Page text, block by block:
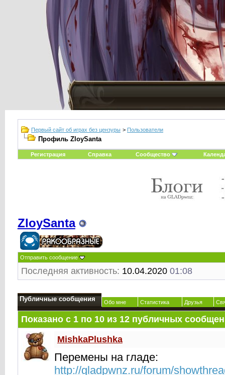
Первый сайт об играх без цензуры > Пользователи
Профиль ZloySanta
Регистрация Справка Сообщество
ZloySanta
Отправить сообщение
Последняя активность: 10.04.2020 01:08
Публичные сообщения Обо мне Статистика Друзья
Показано с 1 по 10из 12публичных
MishkaPlushka
Перемены на гладе:
http://gladpwnz.ru/forum/